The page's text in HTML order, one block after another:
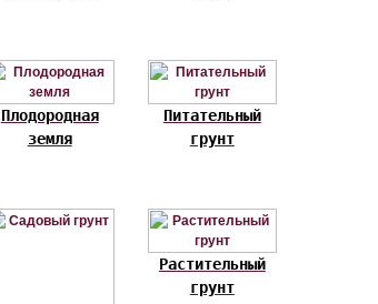
Плодородная
земля
Питательный
грунт
Растительный
грунт